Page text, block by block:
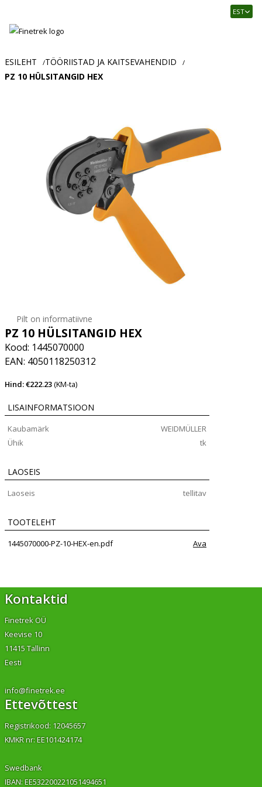
Usaldusväärne
ja
tööstusautomaatika
EST
ESILEHT /TÖÖRIISTAD JA KAITSEVAHENDID /
PZ 10 HÜLSITANGID HEX
Pilt on informatiivne
PZ 10 HÜLSITANGID HEX
Kood: 1445070000
EAN: 4050118250312
Hind: €222.23(KM-ta)
LISAINFORMATSIOON
Kaubamärk
WEIDMÜLLER
Ühik
tk
LAOSEIS
Laoseis tellitav
TOOTELEHT
1445070000-PZ-10-HEX-en.pdf Ava
Kontaktid
Finetrek OÜ
Keevise 10
11415 Tallinn
Eesti
info@finetrek.ee
Ettevõttest
Registrikood: 12045657
KMKR nr: EE101424174
Swedbank
IBAN: EE532200221051494651